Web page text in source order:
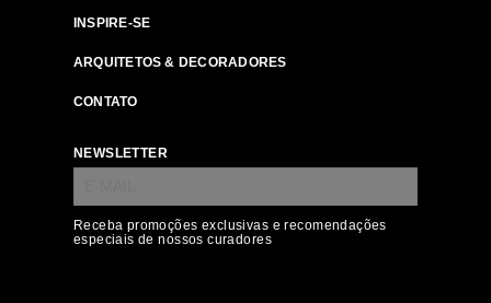
INSPIRE-SE
ARQUITETOS & DECORADORES
CONTATO
NEWSLETTER
Receba promoções exclusivas e recomendações
especiais de nossos curadores